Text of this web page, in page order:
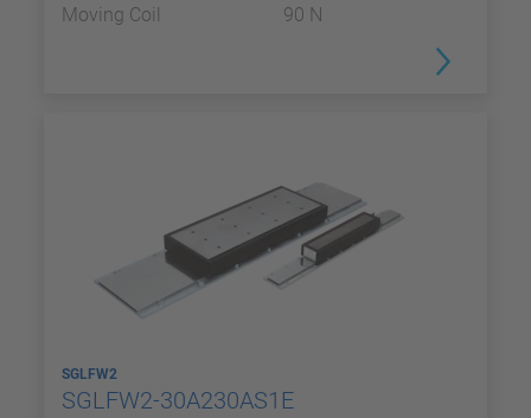
Moving Coil 90 N
SGLFW2
SGLFW2-30A230AS1E